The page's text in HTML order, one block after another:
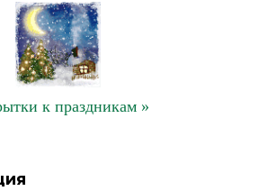
к праздникам »